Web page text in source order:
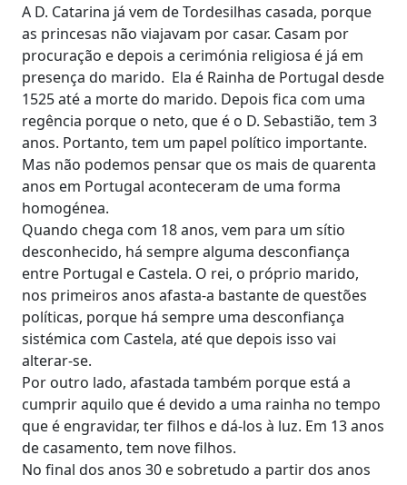
A D. Catarina já vem de Tordesilhas casada, porque
as princesas não viajavam por casar. Casam por
procuração e depois a cerimónia religiosa é já em
presença do marido. Ela é Rainha de Portugal desde
1525 até a morte do marido. Depois fica com uma
regência porque o neto, que é o D. Sebastião, tem 3
anos. Portanto, tem um papel político importante.
Mas não podemos pensar que os mais de quarenta
anos em Portugal aconteceram de uma forma
homogénea.
Quando chega com 18 anos, vem para um sítio
desconhecido, há sempre alguma desconfiança
entre Portugal e Castela. O rei, o próprio marido,
nos primeiros anos afasta-a bastante de questões
políticas, porque há sempre uma desconfiança
sistémica com Castela, até que depois isso vai
alterar-se.
Por outro lado, afastada também porque está a
cumprir aquilo que é devido a uma rainha no tempo
que é engravidar, ter filhos e dá-los à luz. Em 13 anos
de casamento, tem nove filhos.
No final dos anos 30 e sobretudo a partir dos anos